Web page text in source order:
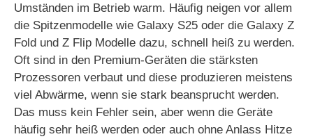
Umständen im Betrieb warm. Häufig neigen vor allem
die Spitzenmodelle wie Galaxy S25 oder die Galaxy Z
Fold und Z Flip Modelle dazu, schnell heiß zu werden.
Oft sind in den Premium-Geräten die stärksten
Prozessoren verbaut und diese produzieren meistens
viel Abwärme, wenn sie stark beansprucht werden.
Das muss kein Fehler sein, aber wenn die Geräte
häufig sehr heiß werden oder auch ohne Anlass Hitze